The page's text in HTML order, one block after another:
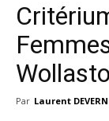
Par Laurent